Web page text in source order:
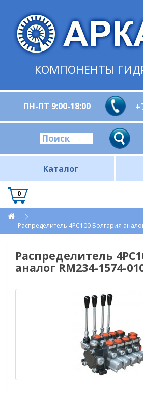
КОМПОНЕНТЫ
ПН-ПТ 9:00-18:00
Каталог
0
Распределитель 4РС100 Болгария
Распределитель
аналог RM234-1574-